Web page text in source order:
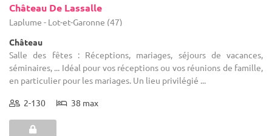
Château De Lassalle
Laplume - Lot-et-Garonne (47)
Château
Salle des fêtes : Réceptions, mariages, séjours de vacances,
séminaires, ... Idéal pour vos réceptions ou vos réunions de famille,
en particulier pour les mariages. Un lieu privilégié ...
2-130 38 max